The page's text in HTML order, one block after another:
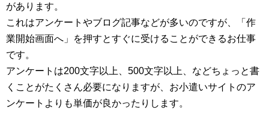
があります。
これはアンケートやブログ記事などが多いのですが、「作
業開始画面へ」を押すとすぐに受けることができるお仕事
です。
アンケートは200文字以上、500文字以上、などちょっと書
くことがたくさん必要になりますが、お小遣いサイトのア
ンケートよりも単価が良かったりします。